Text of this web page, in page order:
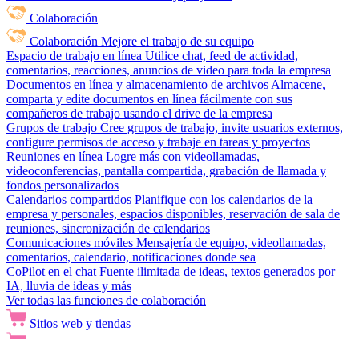
Colaboración
Colaboración Mejore el trabajo de su equipo
Espacio de trabajo en línea Utilice chat, feed de actividad,
comentarios, reacciones, anuncios de video para toda la empresa
Documentos en línea y almacenamiento de archivos Almacene,
comparta y edite documentos en línea fácilmente con sus
compañeros de trabajo usando el drive de la empresa
Grupos de trabajo Cree grupos de trabajo, invite usuarios externos,
configure permisos de acceso y trabaje en tareas y proyectos
Reuniones en línea Logre más con videollamadas,
videoconferencias, pantalla compartida, grabación de llamada y
fondos personalizados
Calendarios compartidos Planifique con los calendarios de la
empresa y personales, espacios disponibles, reservación de sala de
reuniones, sincronización de calendarios
Comunicaciones móviles Mensajería de equipo, videollamadas,
comentarios, calendario, notificaciones donde sea
CoPilot en el chat Fuente ilimitada de ideas, textos generados por
IA, lluvia de ideas y más
Ver todas las funciones de colaboración
Sitios web y tiendas